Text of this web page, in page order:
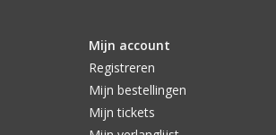
Mijn account
Registreren
Mijn bestellingen
Mijn tickets